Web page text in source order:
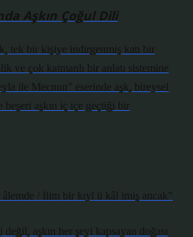
Aşkın Çoğul Dili
tek bir kişiye indirgenmiş katı bir
ve çok katmanlı bir anlatı sistemine
ile Mecnun” eserinde aşk, bireysel
aşkın iç içe geçtiği bir
âlemde / İlim bir kıyl ü kâl imiş ancak”
değil, aşkın her şeyi kapsayan doğası